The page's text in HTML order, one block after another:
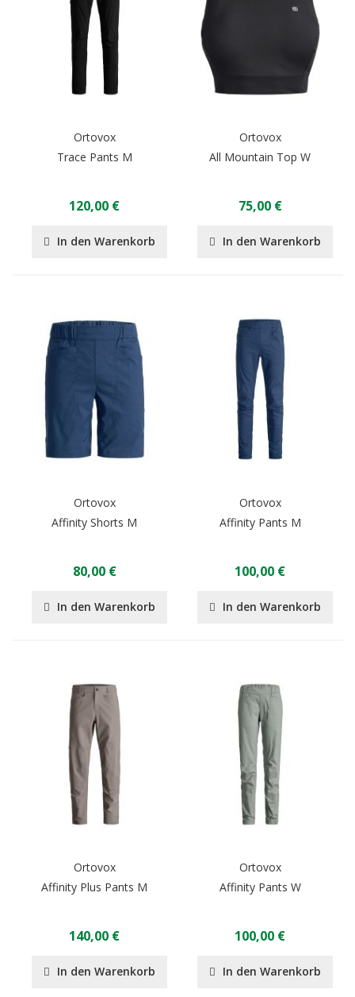
Ortovox
Trace Pants M
120,00 €
In den Warenkorb
Ortovox
All Mountain Top W
75,00 €
In den Warenkorb
Ortovox
Affinity Shorts M
80,00 €
In den Warenkorb
Ortovox
Affinity Pants M
100,00 €
In den Warenkorb
Ortovox
Affinity Plus Pants M
140,00 €
In den Warenkorb
Ortovox
Affinity Pants W
100,00 €
In den Warenkorb